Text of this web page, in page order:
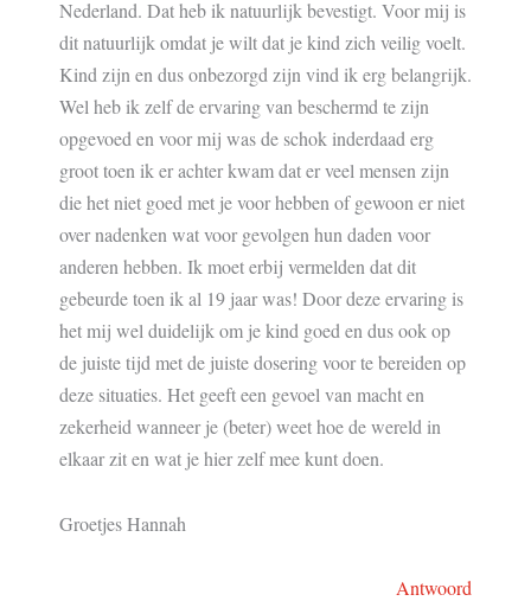
Nederland. Dat heb ik natuurlijk bevestigt. Voor mij is
dit natuurlijk omdat je wilt dat je kind zich veilig voelt.
Kind zijn en dus onbezorgd zijn vind ik erg belangrijk.
Wel heb ik zelf de ervaring van beschermd te zijn
opgevoed en voor mij was de schok inderdaad erg
groot toen ik er achter kwam dat er veel mensen zijn
die het niet goed met je voor hebben of gewoon er niet
over nadenken wat voor gevolgen hun daden voor
anderen hebben. Ik moet erbij vermelden dat dit
gebeurde toen ik al 19 jaar was! Door deze ervaring is
het mij wel duidelijk om je kind goed en dus ook op
de juiste tijd met de juiste dosering voor te bereiden op
deze situaties. Het geeft een gevoel van macht en
zekerheid wanneer je (beter) weet hoe de wereld in
elkaar zit en wat je hier zelf mee kunt doen.
Groetjes Hannah
Antwoord